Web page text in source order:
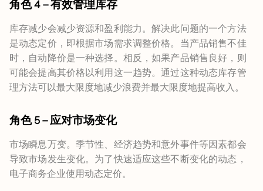
角色 4 – 有效管理库存
库存减少会减少资源和盈利能力。解决此问题的一个方法
是动态定价，即根据市场需求调整价格。当产品销售不佳
时，自动降价是一种选择。相反，如果产品销售良好，则
可能会提高其价格以利用这一趋势。通过这种动态库存管
理方法可以最大限度地减少浪费并最大限度地提高收入。
角色 5 – 应对市场变化
市场瞬息万变。季节性、经济趋势和意外事件等因素都会
导致市场发生变化。为了快速适应这些不断变化的动态，
电子商务企业使用动态定价。